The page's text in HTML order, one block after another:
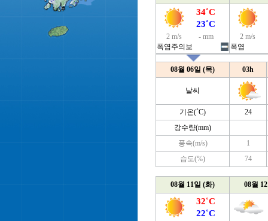
34˚C
23˚C
2 m/s
- mm
폭염주의보
2 m/s
폭염
08월 06일 (목) 03h
날씨
기온(˚C)
24
강수량(mm)
풍속(m/s)
1
습도(%)
74
08월 11일 (화) 08월
32˚C
22˚C